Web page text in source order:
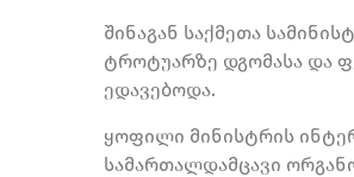
შინაგან საქმეთა
ტროტუარზე დგომასა და
ედავებოდა.
ყოფილი მინისტრის
სამართალდამცავი